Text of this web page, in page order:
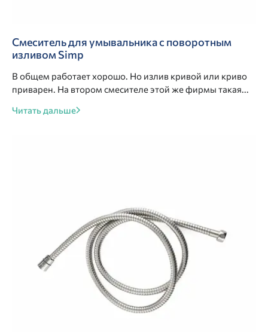
Смеситель для умывальника с поворотным
изливом Simp
В общем работает хорошо. Но излив кривой или криво
приварен. На втором смесителе этой же фирмы такая...
Читать дальше